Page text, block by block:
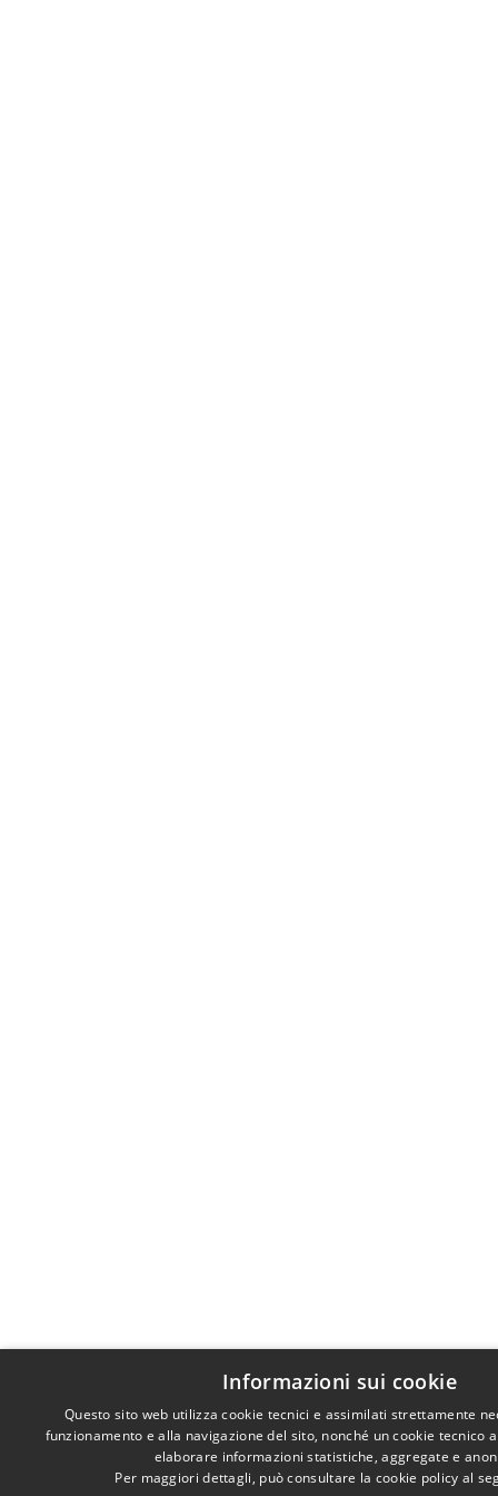
Informazioni sui cookie
Questo sito web utilizza cookie tecnici e assimilati strettamente
funzionamento e alla navigazione del sito, nonché un cookie tecnico
elaborare informazioni statistiche, aggregate e
Per maggiori dettagli, può consultare la cookie policy al